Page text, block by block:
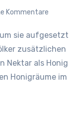
Kommentare
zusätzlichen
Nektar als Honig
Honigräume im